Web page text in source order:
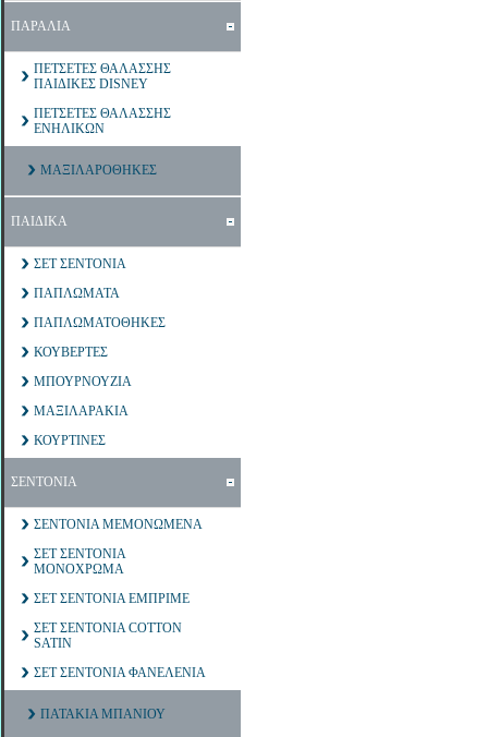
ΠΑΡΑΛΙΑ
ΠΕΤΣΕΤΕΣ ΘΑΛΑΣΣΗΣ
ΠΑΙΔΙΚΕΣ DISNEY
ΠΕΤΣΕΤΕΣ ΘΑΛΑΣΣΗΣ
ΕΝΗΛΙΚΩΝ
ΜΑΞΙΛΑΡΟΘΗΚΕΣ
ΠΑΙΔΙΚΑ
ΣΕΤ ΣΕΝΤΟΝΙΑ
ΠΑΠΛΩΜΑΤΑ
ΠΑΠΛΩΜΑΤΟΘΗΚΕΣ
ΚΟΥΒΕΡΤΕΣ
ΜΠΟΥΡΝΟΥΖΙΑ
ΜΑΞΙΛΑΡΑΚΙΑ
ΚΟΥΡΤΙΝΕΣ
ΣΕΝΤΟΝΙΑ
ΣΕΝΤΟΝΙΑ ΜΕΜΟΝΩΜΕΝΑ
ΣΕΤ ΣΕΝΤΟΝΙΑ
ΜΟΝΟΧΡΩΜΑ
ΣΕΤ ΣΕΝΤΟΝΙΑ ΕΜΠΡΙΜΕ
ΣΕΤ ΣΕΝΤΟΝΙΑ COTTON
SATIN
ΣΕΤ ΣΕΝΤΟΝΙΑ ΦΑΝΕΛΕΝΙΑ
ΠΑΤΑΚΙΑ ΜΠΑΝΙΟΥ